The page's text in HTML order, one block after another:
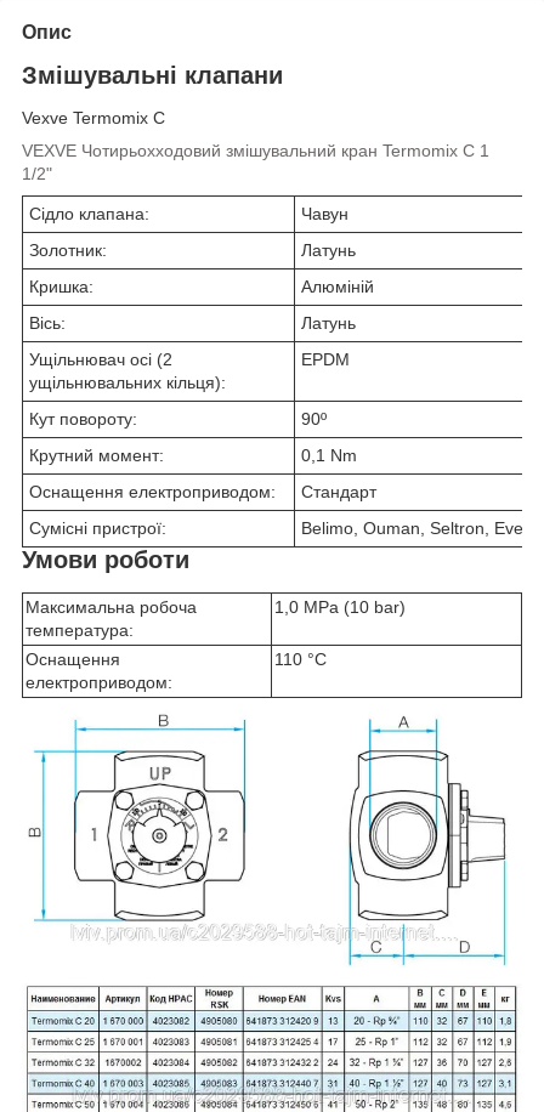
Опис
Змішувальні клапани
Vexve Termomix C
VEXVE Чотирьохходовий змішувальний кран Termomix C 1
1/2"
Сідло клапана:
Чавун
Золотник:
Латунь
Кришка:
Алюміній
Вісь:
Латунь
Ущільнювач осі (2
ущільнювальних кільця):
EPDM
Кут повороту:
90º
Крутний момент:
0,1 Nm
Оснащення електроприводом:
Стандарт
Сумісні пристрої:
Belimo, Ouman, Seltron,
Умови роботи
Максимальна робоча
температура:
1,0 MPa (10 bar)
Оснащення
електроприводом:
110 °C